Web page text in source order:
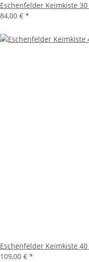
Eschenfelder Keimkiste
84,00 € *
Eschenfelder Keimkiste
109,00 € *